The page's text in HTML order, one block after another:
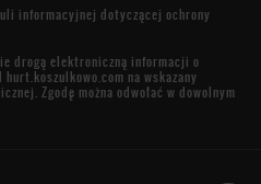
informacyjnej dotyczącej ochrony
drogą elektroniczną informacji o
hurt.koszulkowo.com na wskazany
Zgodę można odwołać w dowolnym